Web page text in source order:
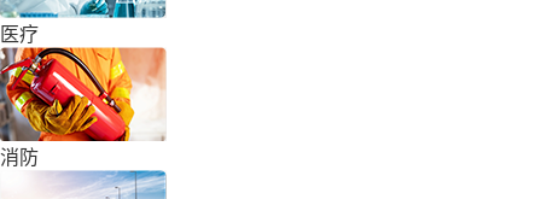
医疗
消防